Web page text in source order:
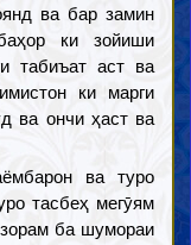
ва бар замин
ки зойиши
табиъат аст ва
ки марги
ва ончи ҳаст ва
ва туро
тасбеҳ мегӯям
ба шумораи